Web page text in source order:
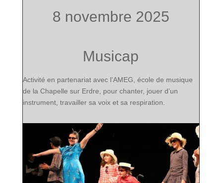
8 novembre 2025
Musicap
Activité en partenariat avec l’AMEG, école de musique
de la Chapelle sur Erdre, pour chanter, jouer d’un
instrument, travailler sa voix et sa respiration.